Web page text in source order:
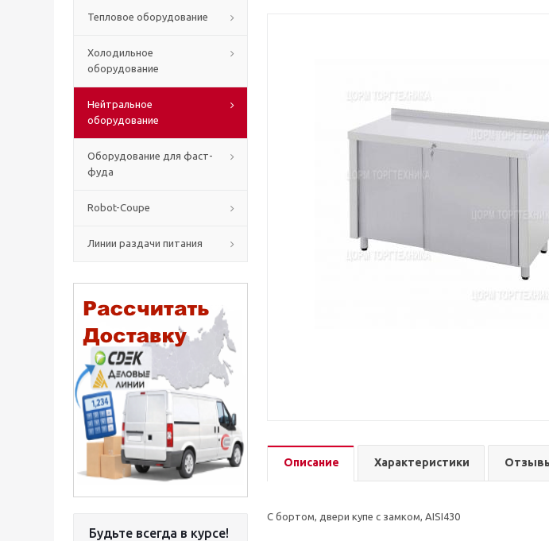
Тепловое оборудование
Холодильное
оборудование
Нейтральное
оборудование
Оборудование для фаст-
фуда
Robot-Coupe
Линии раздачи питания
Будьте всегда в курсе!
Описание Характеристики
С бортом, двери купе с замком, AISI430